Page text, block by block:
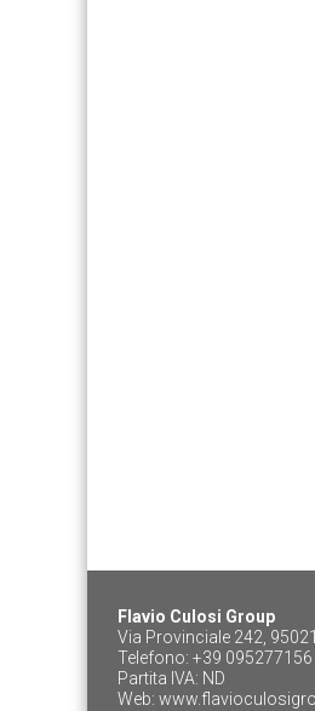
Flavio Culosi Group
Via Provinciale 242,
Telefono: +39
Partita IVA: ND
Web: